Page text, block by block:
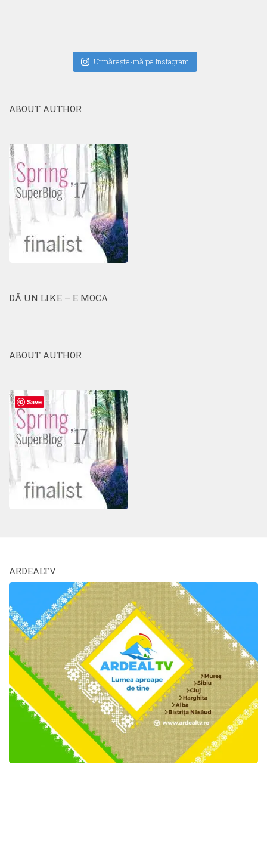
Urmăreşte-mă pe Instagram
ABOUT AUTHOR
DĂ UN LIKE – E MOCA
ABOUT AUTHOR
ARDEALTV
Save